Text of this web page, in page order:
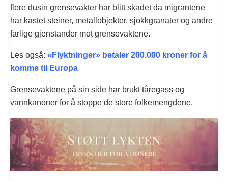
flere dusin grensevakter har blitt skadet da migrantene
har kastet steiner, metallobjekter, sjokkgranater og andre
farlige gjenstander mot grensevaktene.
Les også: «Flyktninger» betaler 200.000 kroner for å
komme til Europa
Grensevaktene på sin side har brukt tåregass og
vannkanoner for å stoppe de store folkemengdene.